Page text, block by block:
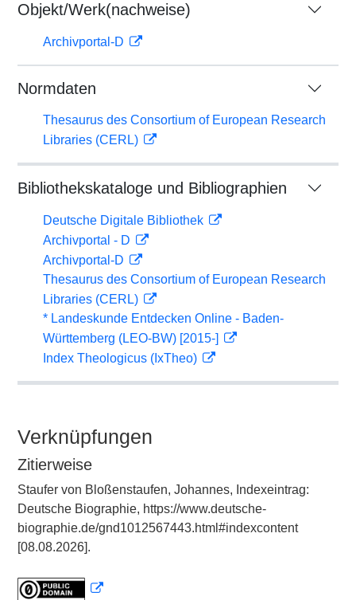
Objekt/Werk(nachweise)
Archivportal-D
Normdaten
Thesaurus des Consortium of European Research
Libraries (CERL)
Bibliothekskataloge und Bibliographien
Deutsche Digitale Bibliothek
Archivportal - D
Archivportal-D
Thesaurus des Consortium of European Research
Libraries (CERL)
* Landeskunde Entdecken Online - Baden-
Württemberg (LEO-BW) [2015-]
Index Theologicus (IxTheo)
Verknüpfungen
Zitierweise
Staufer von Bloßenstaufen, Johannes, Indexeintrag:
Deutsche Biographie, https://www.deutsche-
biographie.de/gnd1012567443.html#indexcontent
[08.08.2026].